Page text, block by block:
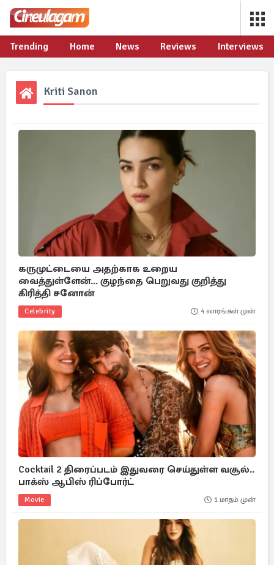
Trending Home News Reviews Interviews
Kriti Sanon
கருமுட்டையை அதற்காக உறைய
வைத்துள்ளேன்... குழந்தை பெறுவது குறித்து
கிரித்தி சனோன்
Celebrity 4 வாரங்கள் முன்
Cocktail 2 திரைப்படம் இதுவரை செய்துள்ள வசூல்..
பாக்ஸ் ஆபிஸ் ரிப்போர்ட்
Movie 1 மாதம் முன்